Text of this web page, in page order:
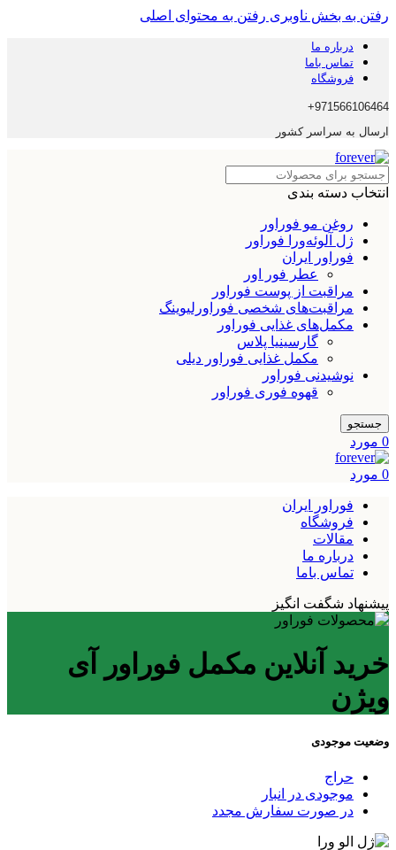
رفتن به بخش ناوبری رفتن به محتوای اصلی
درباره ما
تماس باما
فروشگاه
971566106464+
ارسال به سراسر کشور
انتخاب دسته بندی
روغن مو فوراور
ژل آلوئه‌ورا فوراور
فوراور ایران
عطر فور اور
مراقبت از پوست فوراور
مراقبت‌های شخصی فوراورلیوینگ
مکمل‌های غذایی فوراور
گارسینیا پلاس
مکمل غذایی فوراور دیلی
نوشیدنی فوراور
قهوه فوری فوراور
جستجو
0 مورد
0 مورد
فوراور ایران
فروشگاه
مقالات
درباره ما
تماس باما
پیشنهاد شگفت انگیز
خرید آنلاین مکمل فوراور آی
ویژن
وضعیت موجودی
حراج
موجودی در انبار
در صورت سفارش مجدد